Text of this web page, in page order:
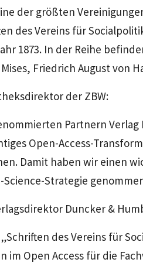
der größten
des Vereins für
1873. In der Reihe
Friedrich August von
der ZBW:
Partnern
Open-Access-
Damit haben wir einen
Strategie
Duncker &
des Vereins für
im Open Access für die